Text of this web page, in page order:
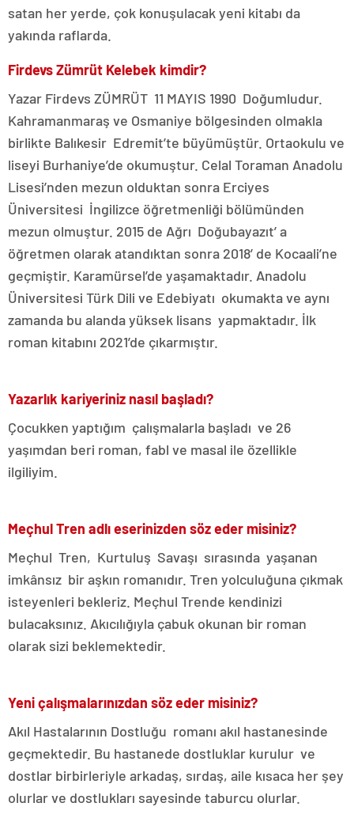
satan her yerde, çok konuşulacak yeni kitabı da
yakında raflarda.
Firdevs Zümrüt Kelebek kimdir?
Yazar Firdevs ZÜMRÜT 11 MAYIS 1990 Doğumludur.
Kahramanmaraş ve Osmaniye bölgesinden olmakla
birlikte Balıkesir Edremit’te büyümüştür. Ortaokulu ve
liseyi Burhaniye’de okumuştur. Celal Toraman Anadolu
Lisesi’nden mezun olduktan sonra Erciyes
Üniversitesi İngilizce öğretmenliği bölümünden
mezun olmuştur. 2015 de Ağrı Doğubayazıt’ a
öğretmen olarak atandıktan sonra 2018’ de Kocaali’ne
geçmiştir. Karamürsel’de yaşamaktadır. Anadolu
Üniversitesi Türk Dili ve Edebiyatı okumakta ve aynı
zamanda bu alanda yüksek lisans yapmaktadır. İlk
roman kitabını 2021’de çıkarmıştır.
Yazarlık kariyeriniz nasıl başladı?
Çocukken yaptığım çalışmalarla başladı ve 26
yaşımdan beri roman, fabl ve masal ile özellikle
ilgiliyim.
Meçhul Tren adlı eserinizden söz eder misiniz?
Meçhul Tren, Kurtuluş Savaşı sırasında yaşanan
imkânsız bir aşkın romanıdır. Tren yolculuğuna çıkmak
isteyenleri bekleriz. Meçhul Trende kendinizi
bulacaksınız. Akıcılığıyla çabuk okunan bir roman
olarak sizi beklemektedir.
Yeni çalışmalarınızdan söz eder misiniz?
Akıl Hastalarının Dostluğu romanı akıl hastanesinde
geçmektedir. Bu hastanede dostluklar kurulur ve
dostlar birbirleriyle arkadaş, sırdaş, aile kısaca her şey
olurlar ve dostlukları sayesinde taburcu olurlar.